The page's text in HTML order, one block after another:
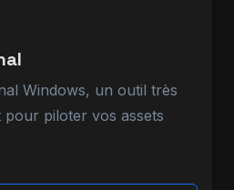
Windows, un outil très
pour piloter vos assets